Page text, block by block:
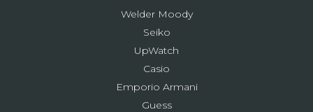
Welder Moody
Seiko
UpWatch
Casio
Emporio Armani
Guess